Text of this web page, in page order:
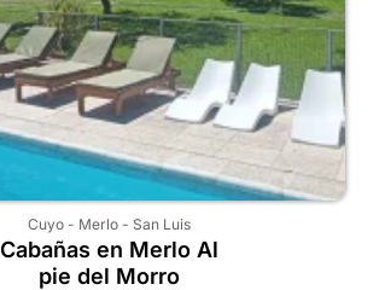
Cuyo- Merlo- San Luis
Cabañas en Merlo Al
pie del Morro